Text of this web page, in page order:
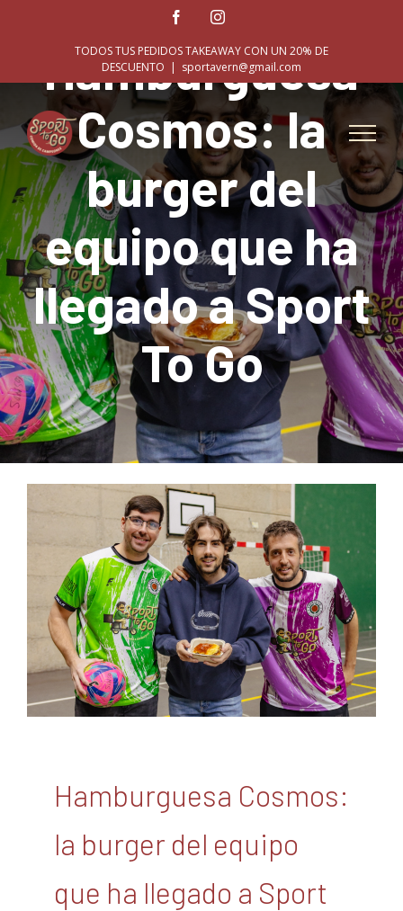
FacebookInstagram
TODOS TUS PEDIDOS TAKEAWAY CON UN 20% DE
DESCUENTO | sportavern@gmail.com
Hamburguesa
Cosmos: la
burger del
equipo que ha
llegado a Sport
To Go
Hamburguesa Cosmos:
la burger del equipo
que ha llegado a Sport